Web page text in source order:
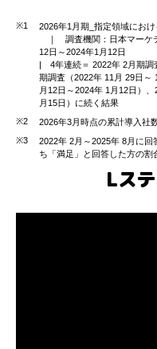
※1
2026年1月期_指定領域にお
｜ 調査機関：日本マーケ
12日～2024年1月12日
| 4年連続＝ 2022年 2月期調
期調査（2022年 11月 29日～
月12日～2024年 1月12日）
月15日）に続く結果
※2
2026年3月時点の累計導入社
※3
2022年 2月～2025年 8月に回
ち「満足」と回答した方の割
Lス